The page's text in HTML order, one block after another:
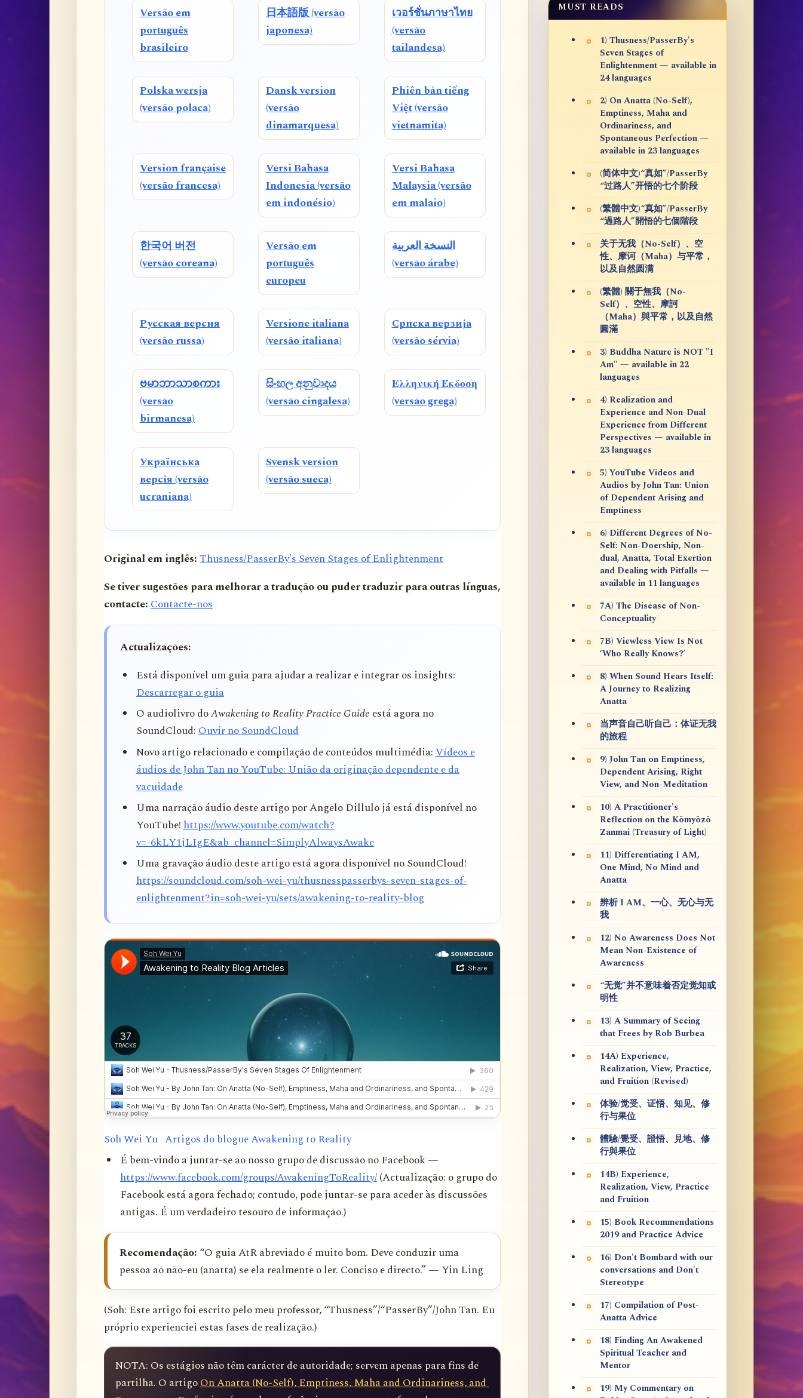
Versão em
português
brasileiro
日本語版 (versão
japonesa)
เวอร์ชั่นภาษาไทย
(versão
tailandesa)
Polska wersja
(versão polaca)
Dansk version
(versão
dinamarquesa)
Phiên bản tiếng
Việt (versão
vietnamita)
Version française
(versão francesa)
Versi Bahasa
Indonesia (versão
em indonésio)
Versi Bahasa
Malaysia (versão
em malaio)
한국어 버전
(versão coreana)
Versão em
português
europeu
النسخة العربية
(versão árabe)
Русская версия
(versão russa)
Versione italiana
(versão italiana)
Српска верзија
(versão sérvia)
ဗမာဘာသာစကား
(versão
birmanesa)
සිංහල අනුවාදය
(versão cingalesa)
Ελληνική Έκδοση
(versão grega)
Українська
версія (versão
ucraniana)
Svensk version
(versão sueca)
Original em inglês:Thusness/PasserBy's Seven Stages of Enlightenment
Se tiver sugestões para melhorar a tradução ou puder traduzir para outras línguas,
contacte:Contacte-nos
Actualizações:
Está disponível um guia para ajudar a realizar e integrar os insights:
Descarregar o guia
O audiolivro doAwakening to Reality Practice Guide está agora no
SoundCloud:Ouvir no SoundCloud
Novo artigo relacionado e compilação de conteúdos multimédia:Vídeos e
áudios de John Tan no YouTube: União da originação dependente e da
vacuidade
Uma narração áudio deste artigo por Angelo Dillulo já está disponível no
YouTube!https://www.youtube.com/watch?
v=-6kLY1jLIgE&ab_channel=SimplyAlwaysAwake
Uma gravação áudio deste artigo está agora disponível no SoundCloud!
https://soundcloud.com/soh-wei-yu/thusnesspasserbys-seven-stages-of-
enlightenment?in=soh-wei-yu/sets/awakening-to-reality-blog
Soh Wei Yu· Artigos do blogue Awakening to Reality
É bem-vindo a juntar-se ao nosso grupo de discussão no Facebook —
https://www.facebook.com/groups/AwakeningToReality/(Actualização: o grupo do
Facebook está agora fechado; contudo, pode juntar-se para aceder às discussões
antigas. É um verdadeiro tesouro de informação.)
Recomendação: “O guia AtR abreviado é muito bom. Deve conduzir uma
pessoa ao não-eu (anatta) se ela realmente o ler. Conciso e directo.” — Yin Ling
(Soh: Este artigo foi escrito pelo meu professor, “Thusness”/“PasserBy”/John Tan. Eu
próprio experienciei estas fases de realização.)
NOTA: Os estágios não têm carácter de autoridade; servem apenas para fins de
partilha. O artigo On Anatta (No-Self), Emptiness, Maha and Ordinariness, and
MUST READS
1) Thusness/PasserBy's
Seven Stages of
Enlightenment — available in
24 languages
2) On Anatta (No-Self),
Emptiness, Maha and
Ordinariness, and
Spontaneous Perfection —
available in 23 languages
(简体中文)“真如”/PasserBy
“过路人”开悟的七个阶段
(繁體中文)“真如”/PasserBy
“過路人”開悟的七個階段
关于无我（No-Self）、空
性、摩诃（Maha）与平常，
以及自然圆满
(繁體) 關于無我（No-
Self）、空性、摩訶
（Maha）與平常，以及自然
圓滿
3) Buddha Nature is NOT "I
Am" — available in 22
languages
4) Realization and
Experience and Non-Dual
Experience from Different
Perspectives — available in
23 languages
5) YouTube Videos and
Audios by John Tan: Union
of Dependent Arising and
Emptiness
6) Different Degrees of No-
Self: Non-Doership, Non-
dual, Anatta, Total Exertion
and Dealing with Pitfalls —
available in 11 languages
7A) The Disease of Non-
Conceptuality
7B) Viewless View Is Not
‘Who Really Knows?’
8) When Sound Hears Itself:
A Journey to Realizing
Anatta
当声音自己听自己：体证无我
的旅程
9) John Tan on Emptiness,
Dependent Arising, Right
View, and Non-Meditation
10) A Practitioner's
Reflection on the Kōmyōzō
Zanmai (Treasury of Light)
11) Differentiating I AM,
One Mind, No Mind and
Anatta
辨析 I AM、一心、无心与无
我
12) No Awareness Does Not
Mean Non-Existence of
Awareness
“无觉”并不意味着否定觉知或
明性
13) A Summary of Seeing
that Frees by Rob Burbea
14A) Experience,
Realization, View, Practice,
and Fruition (Revised)
体验/觉受、证悟、知见、修
行与果位
體驗/覺受、證悟、見地、修
行與果位
14B) Experience,
Realization, View, Practice
and Fruition
15) Book Recommendations
2019 and Practice Advice
16) Don't Bombard with our
conversations and Don't
Stereotype
17) Compilation of Post-
Anatta Advice
18) Finding An Awakened
Spiritual Teacher and
Mentor
19) My Commentary on